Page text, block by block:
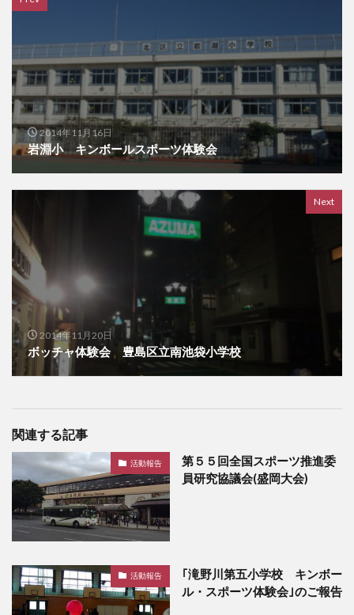
2014年11月16日
岩淵小 キンボールスポーツ体験会
Next
2014年11月20日
ボッチャ体験会 豊島区立南池袋小学校
関連する記事
活動報告
第５５回全国スポーツ推進委
員研究協議会(盛岡大会)
活動報告
｢滝野川第五小学校 キンボー
ル・スポーツ体験会｣のご報告